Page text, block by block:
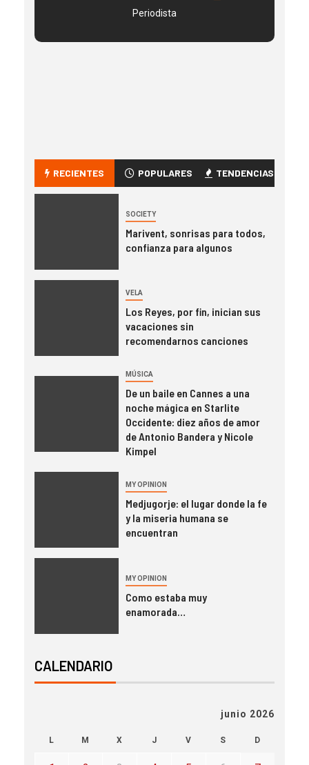
Periodista
RECIENTES POPULARES TENDENCIAS
SOCIETY
Marivent, sonrisas para todos,
confianza para algunos
VELA
Los Reyes, por fin, inician sus
vacaciones sin
recomendarnos canciones
MÚSICA
De un baile en Cannes a una
noche mágica en Starlite
Occidente: diez años de amor
de Antonio Bandera y Nicole
Kimpel
MY OPINION
Medjugorje: el lugar donde la fe
y la miseria humana se
encuentran
MY OPINION
Como estaba muy
enamorada…
CALENDARIO
junio 2026
L M X J V S D